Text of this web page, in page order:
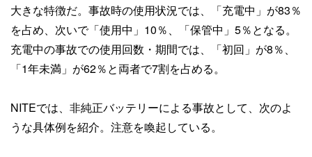
大きな特徴だ。事故時の使用状況では、「充電中」が83％
を占め、次いで「使用中」10％、「保管中」5％となる。
充電中の事故での使用回数・期間では、「初回」が8％、
「1年未満」が62％と両者で7割を占める。
NITEでは、非純正バッテリーによる事故として、次のよ
うな具体例を紹介。注意を喚起している。